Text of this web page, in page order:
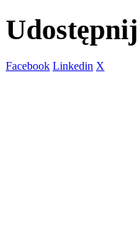
Udostępnij
Facebook Linkedin X